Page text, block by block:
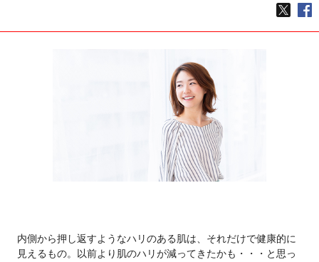
内側から押し返すようなハリのある肌は、それだけで健康的に
見えるもの。以前より肌のハリが減ってきたかも・・・と思っ